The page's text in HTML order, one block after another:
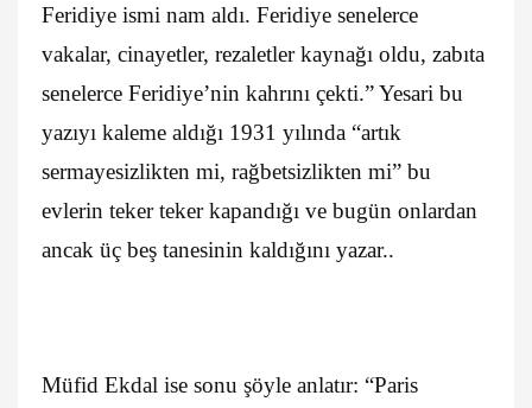
Feridiye ismi nam aldı. Feridiye senelerce
vakalar, cinayetler, rezaletler kaynağı oldu, zabıta
senelerce Feridiye’nin kahrını çekti.” Yesari bu
yazıyı kaleme aldığı 1931 yılında “artık
sermayesizlikten mi, rağbetsizlikten mi” bu
evlerin teker teker kapandığı ve bugün onlardan
ancak üç beş tanesinin kaldığını yazar..
Müfid Ekdal ise sonu şöyle anlatır: “Paris